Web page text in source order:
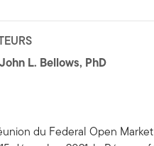
John L. Bellows, PhD
du Federal Open